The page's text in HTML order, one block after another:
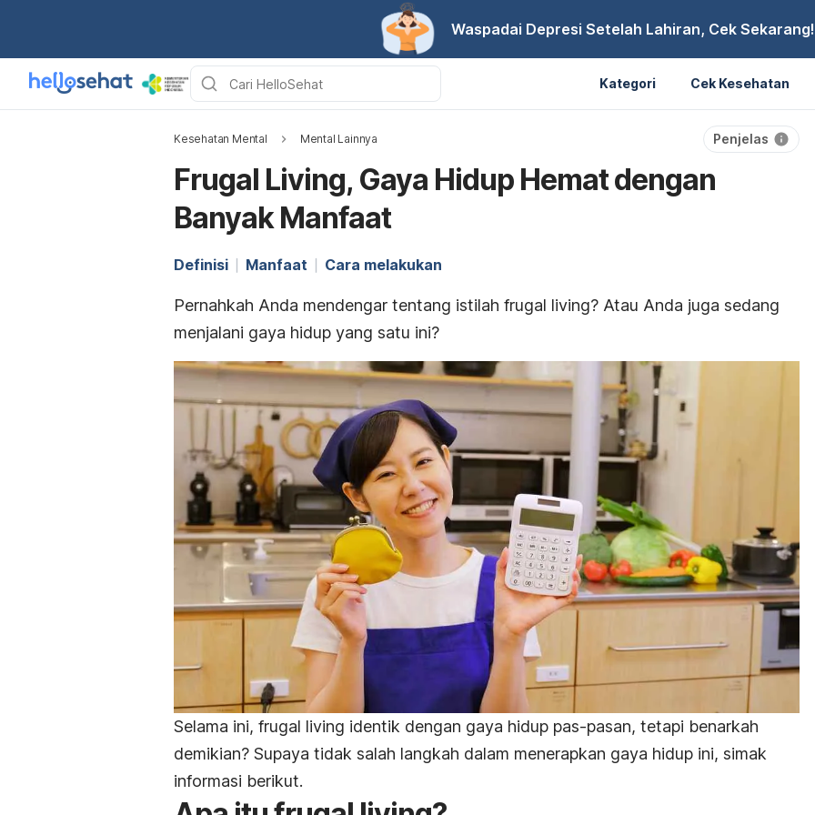
Waspadai Depresi Setelah Lahiran, Cek Sekarang!
Kategori Cek Kesehatan
Kesehatan Mental Mental Lainnya Penjelas
Frugal Living, Gaya Hidup Hemat dengan
Banyak Manfaat
Definisi Manfaat Cara melakukan
Pernahkah Anda mendengar tentang istilah frugal living? Atau Anda juga sedang
menjalani gaya hidup yang satu ini?
Selama ini, frugal living identik dengan gaya hidup pas-pasan, tetapi benarkah
demikian? Supaya tidak salah langkah dalam menerapkan gaya hidup ini, simak
informasi berikut.